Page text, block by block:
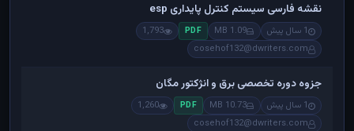
نقشه فارسی سیستم کنترل پایداری esp
1 سال پیش 1.09 MB
PDF
1,793
cosehof132@dwriters.com
جزوه دوره تخصصی برق و انژکتور مگان
1 سال پیش 10.73 MB
PDF
1,260
cosehof132@dwriters.com